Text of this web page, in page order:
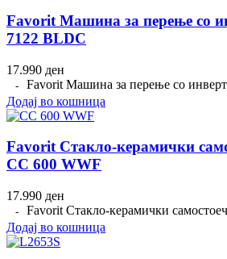
Favorit Машина за перење со
7122 BLDC
17.990 ден
Favorit Машина за перење со
Додај во кошница
Favorit Стакло-керамички
CC 600 WWF
17.990 ден
Favorit Стакло-керамички
Додај во кошница